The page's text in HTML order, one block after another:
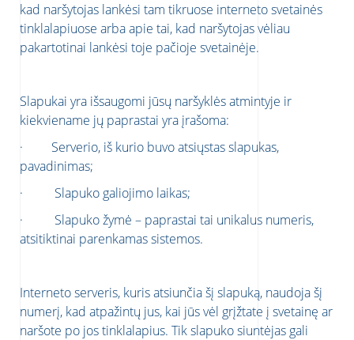
kad naršytojas lankėsi tam tikruose interneto svetainės
tinklalapiuose arba apie tai, kad naršytojas vėliau
pakartotinai lankėsi toje pačioje svetainėje.
Slapukai yra išsaugomi jūsų naršyklės atmintyje ir
kiekviename jų paprastai yra įrašoma:
· Serverio, iš kurio buvo atsiųstas slapukas,
pavadinimas;
· Slapuko galiojimo laikas;
· Slapuko žymė – paprastai tai unikalus numeris,
atsitiktinai parenkamas sistemos.
Interneto serveris, kuris atsiunčia šį slapuką, naudoja šį
numerį, kad atpažintų jus, kai jūs vėl grįžtate į svetainę ar
naršote po jos tinklalapius. Tik slapuko siuntėjas gali